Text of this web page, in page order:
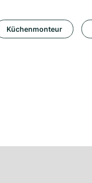
Küchenmonteur